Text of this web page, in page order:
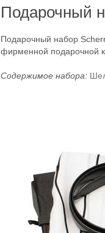
Подарочный
Подарочный набор
фирменной подарочной
Содержимое набора: